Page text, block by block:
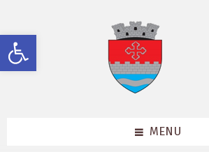
Deschide bara de unelte
content
left
sidebar
footer
MENU